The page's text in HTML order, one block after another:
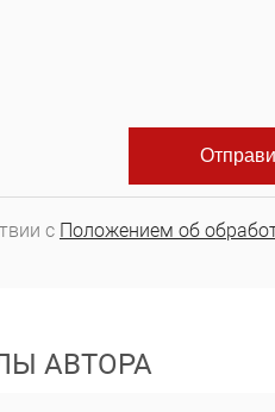
с Положением об
АВТОРА